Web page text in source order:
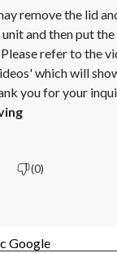
remove the lid
and then put
refer to the
which will
you for your
(0)
Google